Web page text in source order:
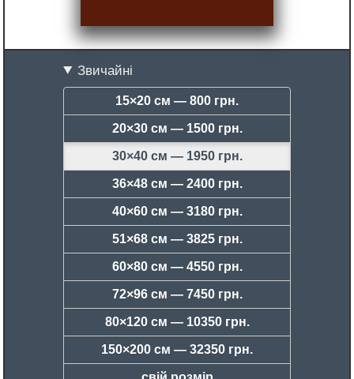
Звичайні
15×20 см — 800 грн.
20×30 см — 1500 грн.
30×40 см — 1950 грн.
36×48 см — 2400 грн.
40×60 см — 3180 грн.
51×68 см — 3825 грн.
60×80 см — 4550 грн.
72×96 см — 7450 грн.
80×120 см — 10350 грн.
150×200 см — 32350 грн.